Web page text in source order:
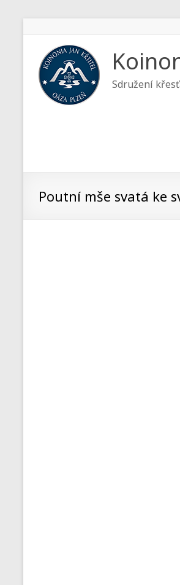
Sdružení
Poutní mše svatá ke